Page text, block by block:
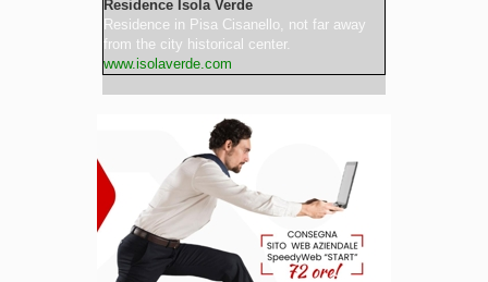
Residence Isola Verde
Residence in Pisa Cisanello, not far away
from the city historical center.
www.isolaverde.com